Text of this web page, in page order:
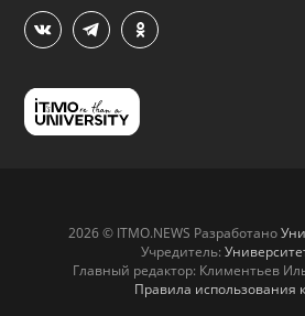
2026 © ITMO.NEWS Разработано
Учредитель:
Главный редактор: Климентьев
Правила использования